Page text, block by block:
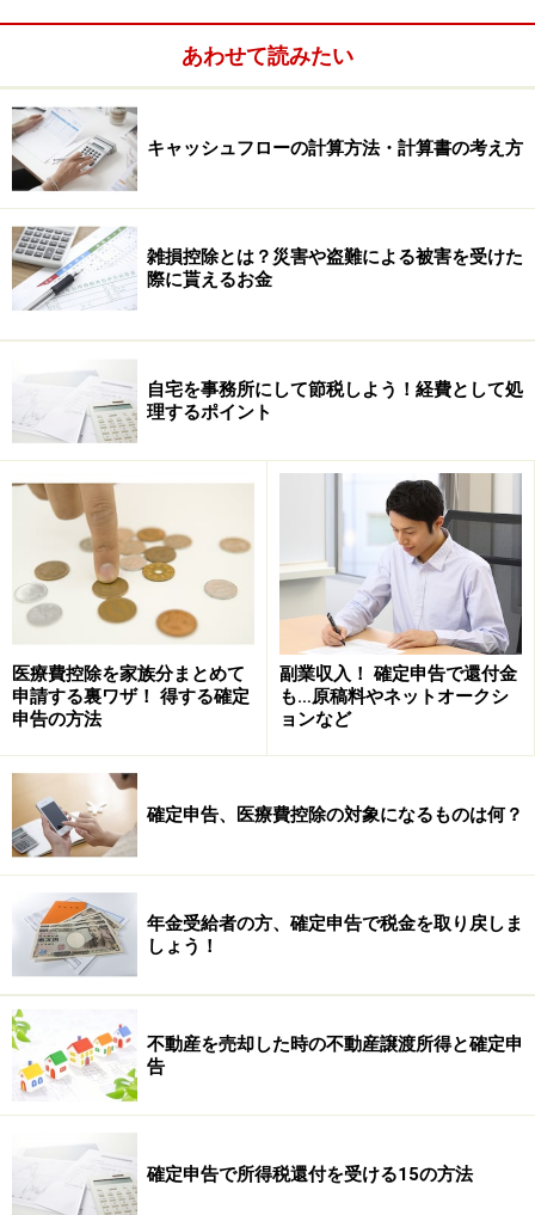
このうち、決算期末時点でどちらかの要件を満たさなく
なれば、この増税規定の対象外となります。例えば、常
務従事役員2人の会社であれば、そのうち1人を社長一族
以外の方に就任してもらえば、対象外となります。具体
的には、従業員の昇格などが現実的です。この場合、当
然決算期末までに役員変更の登記が必要になります。
注意点としては、役員になれば当然役員としての責任が
あり、雇用保険にも加入できないなど本人にとってはデ
も考慮し総合的に判断すべきです。
※記事内容は執筆時点のものです。最新の内容をご確認くださ
次のページへ
あわせて読みたい
キャッシュフローの計算方法・計算書の考え方
雑損控除とは？災害や盗難による被害を受けた
際に貰えるお金
自宅を事務所にして節税しよう！経費として処
理するポイント
医療費控除を家族分まとめて
申請する裏ワザ！ 得する確定
申告の方法
副業収入！ 確定申告で還付金
も…原稿料やネットオークシ
ョンなど
確定申告、医療費控除の対象になるものは何？
年金受給者の方、確定申告で税金を取り戻しま
しょう！
不動産を売却した時の不動産譲渡所得と確定申
告
確定申告で所得税還付を受ける15の方法